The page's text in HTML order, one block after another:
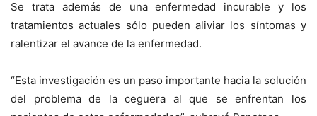
Se trata además de una enfermedad incurable y los
tratamientos actuales sólo pueden aliviar los síntomas y
ralentizar el avance de la enfermedad.
“Esta investigación es un paso importante hacia la solución
del problema de la ceguera al que se enfrentan los